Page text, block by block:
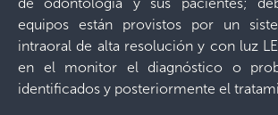
equipos están provistos por un
intraoral de alta resolución y con luz
en el monitor el diagnóstico o
identificados y posteriormente el